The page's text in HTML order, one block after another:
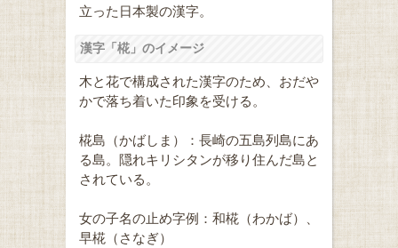
立った日本製の漢字。
漢字「椛」のイメージ
木と花で構成された漢字のため、おだや
かで落ち着いた印象を受ける。
椛島（かばしま）：長崎の五島列島にあ
る島。隠れキリシタンが移り住んだ島と
されている。
女の子名の止め字例：和椛（わかば）、
早椛（さなぎ）